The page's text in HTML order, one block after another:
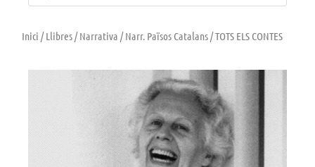
Inici /Llibres/Narrativa /Narr. Països Catalans/ TOTS ELS CONTES